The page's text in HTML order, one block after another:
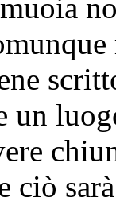
un
ciò